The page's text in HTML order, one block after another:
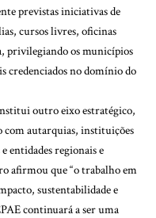
previstas iniciativas de
cursos livres, oficinas
privilegiando os municípios
credenciados no domínio do
outro eixo estratégico,
com autarquias, instituições
entidades regionais e
afirmou que “o trabalho em
sustentabilidade e
continuará a ser uma